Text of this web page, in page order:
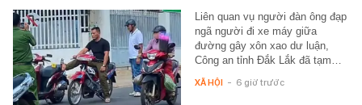
Liên quan vụ người đàn ông đạp
ngã người đi xe máy giữa
đường gây xôn xao dư luận,
Công an tỉnh Đắk Lắk đã tạm…
XÃ HỘI - 6 giờ trước